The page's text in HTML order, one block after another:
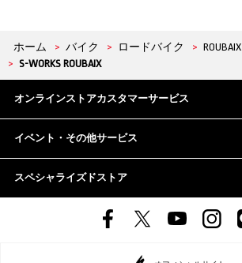
ホーム > バイク > ロードバイク > ROUBAIX
> S-WORKS ROUBAIX
オンラインストアカスタマーサービス
イベント・その他サービス
スペシャライズドストア